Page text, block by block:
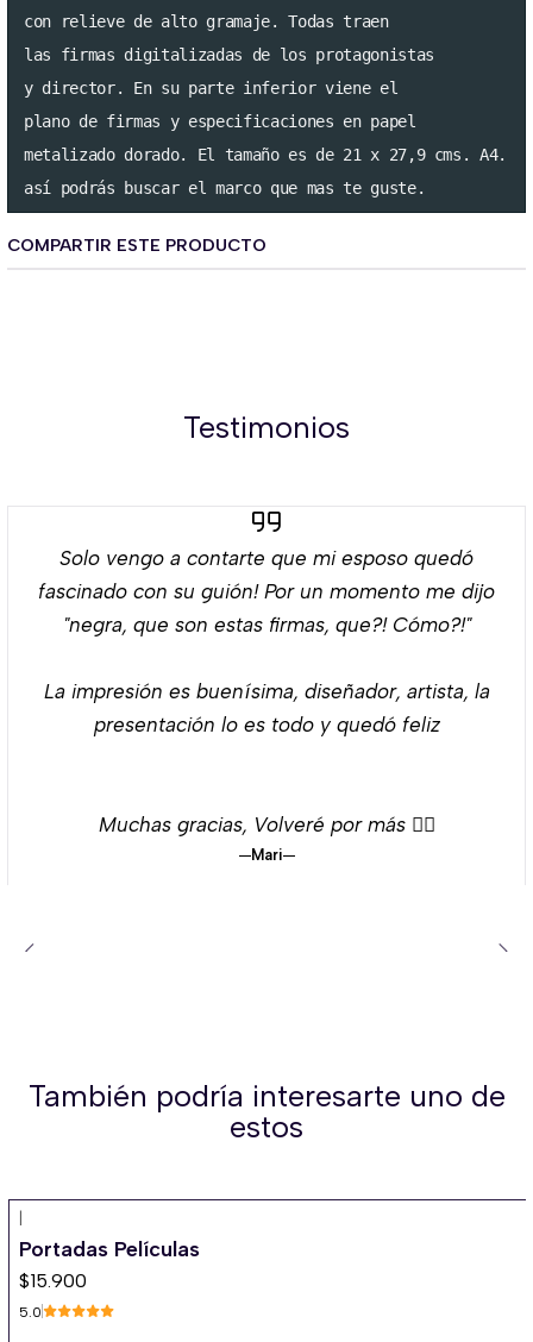
con relieve de alto gramaje. Todas traen
las firmas digitalizadas de los protagonistas
y director. En su parte inferior viene el
plano de firmas y especificaciones en papel
metalizado dorado. El tamaño es de 21 x 27,9 cms. A4.
así podrás buscar el marco que mas te guste.
COMPARTIR ESTE PRODUCTO
Testimonios
Solo vengo a contarte que mi esposo quedó
fascinado con su guión! Por un momento me dijo
"negra, que son estas firmas, que?! Cómo?!"
La impresión es buenísima, diseñador, artista, la
presentación lo es todo y quedó feliz
Muchas gracias, Volveré por más 👌🏻
Mari
También podría interesarte uno de
estos
Portadas Películas
$15.900
5.0